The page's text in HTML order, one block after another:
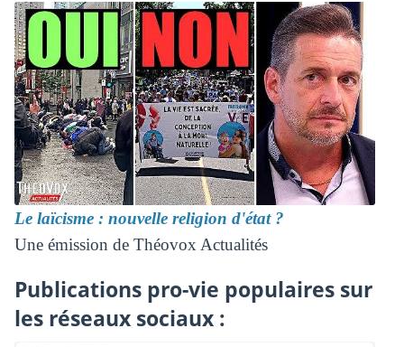
Le laïcisme : nouvelle religion d'état ?
Une émission de Théovox Actualités
Publications pro-vie populaires sur
les réseaux sociaux :